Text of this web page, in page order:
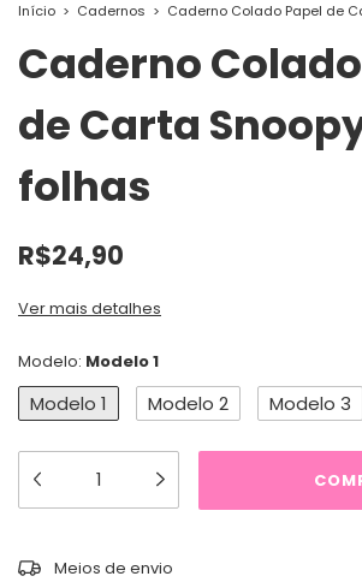
Início > Cadernos > Caderno Colado Papel de
Caderno
de Carta
folhas
R$24,90
Ver mais detalhes
Modelo: Modelo 1
Modelo 1 Modelo 2 Modelo 3
Entregas para o CEP:
Meios de envio